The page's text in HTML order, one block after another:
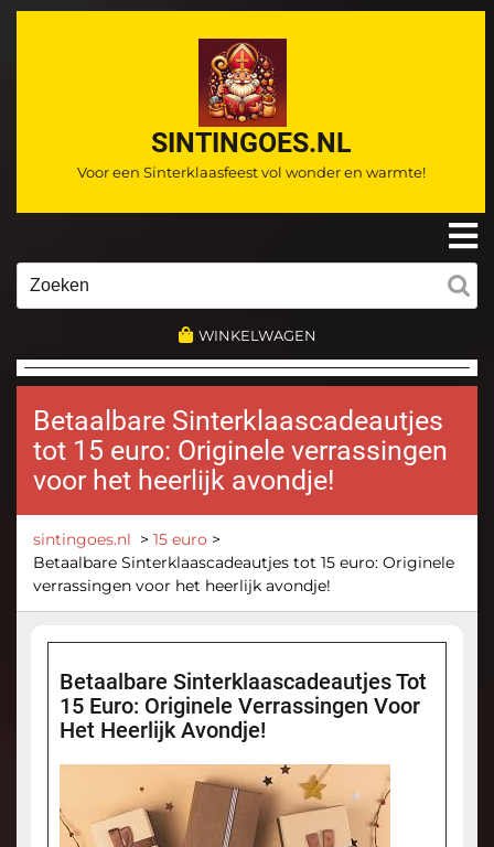
Ga
SINTINGOES.NL
Voor een Sinterklaasfeest vol wonder en warmte!
WINKELWAGEN
Betaalbare Sinterklaascadeautjes
tot 15 euro: Originele verrassingen
voor het heerlijk avondje!
sintingoes.nl > 15 euro >
Betaalbare Sinterklaascadeautjes tot 15 euro: Originele
verrassingen voor het heerlijk avondje!
Betaalbare Sinterklaascadeautjes Tot
15 Euro: Originele Verrassingen Voor
Het Heerlijk Avondje!